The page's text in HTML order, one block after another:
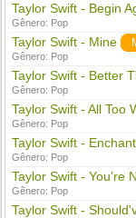
Taylor Swift - Begin
Gênero: Pop
Taylor Swift - Mine
Gênero: Pop
Taylor Swift - Better
Gênero: Pop
Taylor Swift - All Too
Gênero: Pop
Taylor Swift -
Gênero: Pop
Taylor Swift - You're
Gênero: Pop
Taylor Swift -